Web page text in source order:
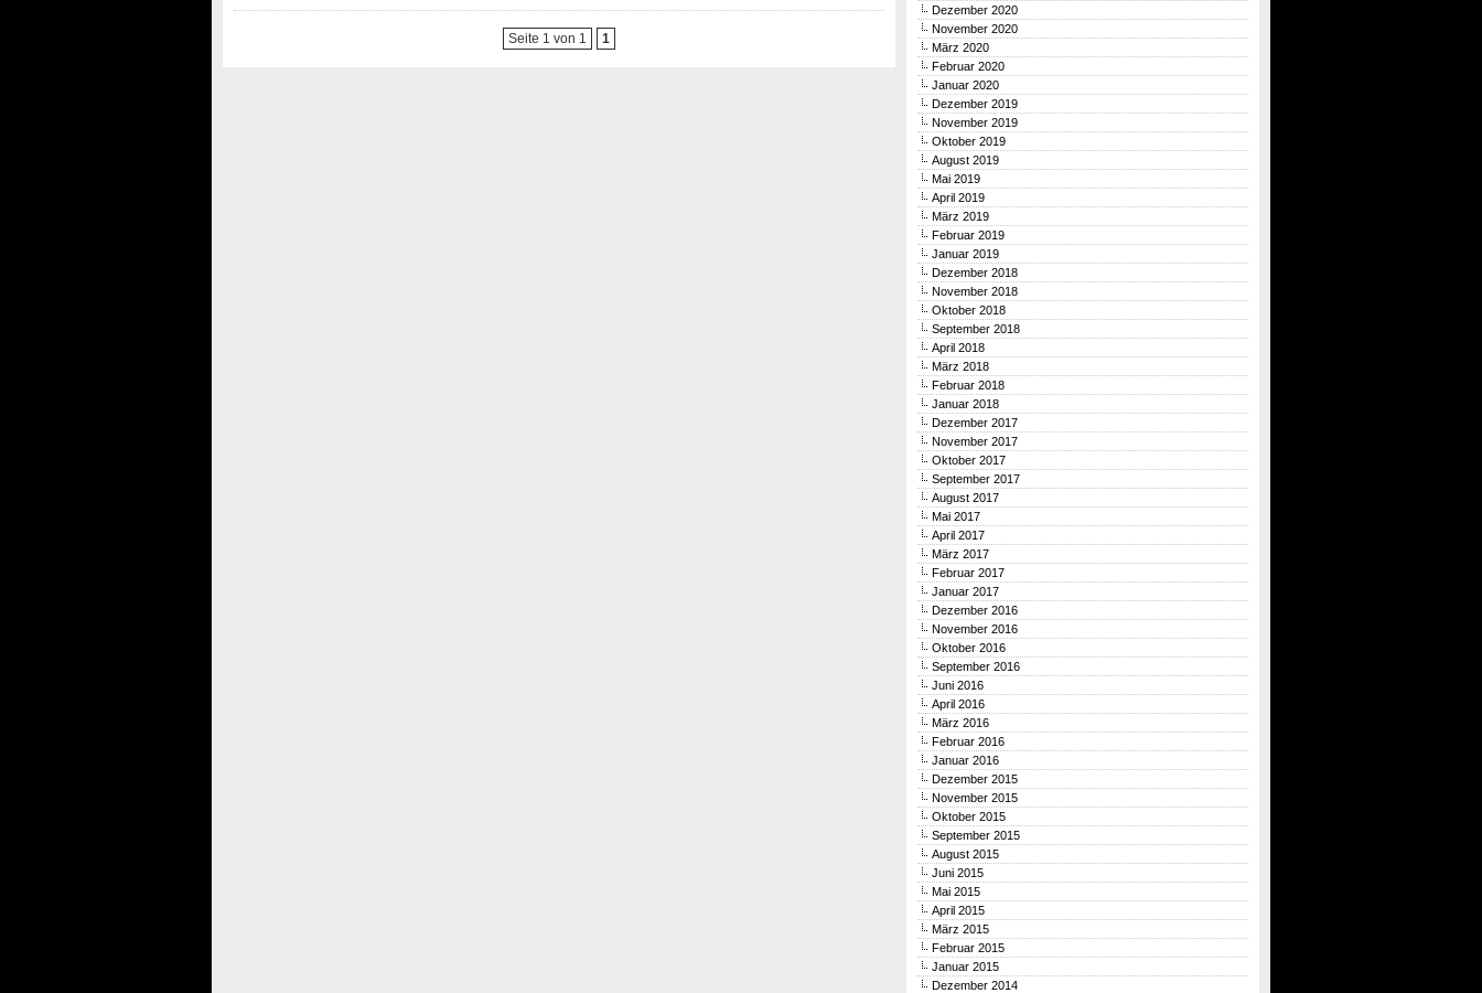
Seite 1 von 1 1
Dezember 2020
November 2020
März 2020
Februar 2020
Januar 2020
Dezember 2019
November 2019
Oktober 2019
August 2019
Mai 2019
April 2019
März 2019
Februar 2019
Januar 2019
Dezember 2018
November 2018
Oktober 2018
September 2018
April 2018
März 2018
Februar 2018
Januar 2018
Dezember 2017
November 2017
Oktober 2017
September 2017
August 2017
Mai 2017
April 2017
März 2017
Februar 2017
Januar 2017
Dezember 2016
November 2016
Oktober 2016
September 2016
Juni 2016
April 2016
März 2016
Februar 2016
Januar 2016
Dezember 2015
November 2015
Oktober 2015
September 2015
August 2015
Juni 2015
Mai 2015
April 2015
März 2015
Februar 2015
Januar 2015
Dezember 2014